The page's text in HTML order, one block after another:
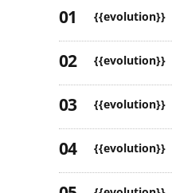
{{evolution}}
{{evolution}}
{{evolution}}
{{evolution}}